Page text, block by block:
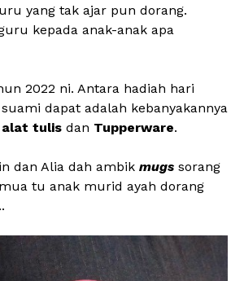
yang tak ajar pun dorang.
kepada anak-anak apa
2022 ni. Antara hadiah hari
dapat adalah kebanyakannya
alat tulis dan Tupperware.
dan Alia dah ambik mugs sorang
tu anak murid ayah dorang